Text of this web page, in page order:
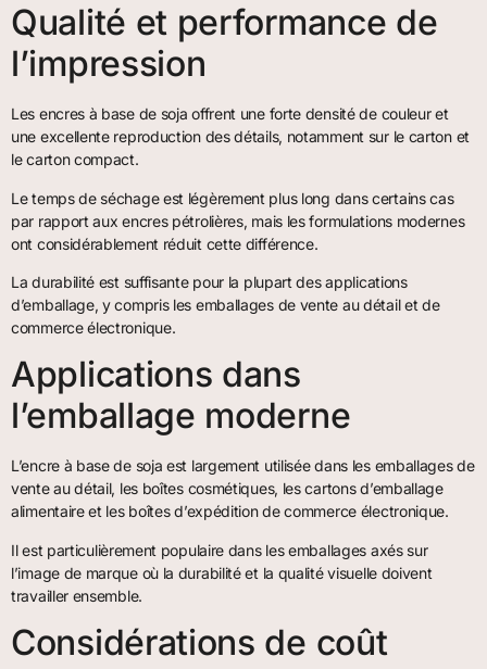
Qualité et performance de
l’impression
Les encres à base de soja offrent une forte densité de couleur et
une excellente reproduction des détails, notamment sur le carton et
le carton compact.
Le temps de séchage est légèrement plus long dans certains cas
par rapport aux encres pétrolières, mais les formulations modernes
ont considérablement réduit cette différence.
La durabilité est suffisante pour la plupart des applications
d’emballage, y compris les emballages de vente au détail et de
commerce électronique.
Applications dans
l’emballage moderne
L’encre à base de soja est largement utilisée dans les emballages de
vente au détail, les boîtes cosmétiques, les cartons d’emballage
alimentaire et les boîtes d’expédition de commerce électronique.
Il est particulièrement populaire dans les emballages axés sur
l’image de marque où la durabilité et la qualité visuelle doivent
travailler ensemble.
Considérations de coût